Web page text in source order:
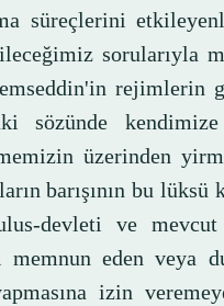
süreçlerini
sorularıyla
rejimlerin
sözünde
üzerinden
barışının bu
devleti ve
memnun eden veya
izin